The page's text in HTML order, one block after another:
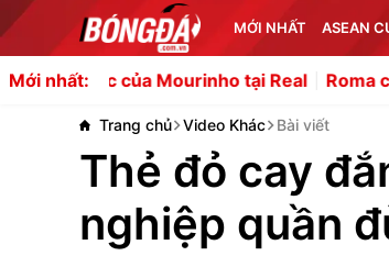
MỚI NHẤT ASEAN
Mới nhất:tại Real Roma chuyển hướng
Trang chủ Video Khác Bài viết
Thẻ đỏ cay
nghiệp quần